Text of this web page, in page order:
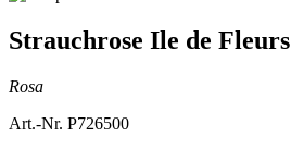
Strauchrose Ile de Fleurs
Rosa
Art.-Nr. P726500